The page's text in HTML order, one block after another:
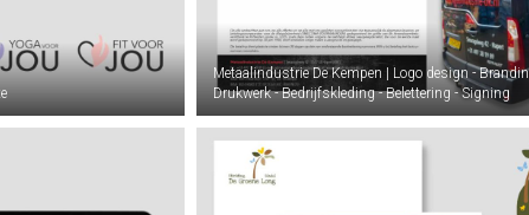
Metaalindustrie De Kempen | Logo design -
Drukwerk - Bedrijfskleding - Belettering - Signing